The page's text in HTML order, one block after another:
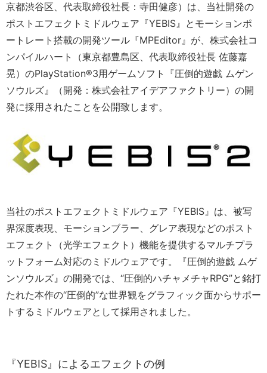
京都渋谷区、代表取締役社長：寺田健彦）は、当社開発の
ポストエフェクトミドルウェア『YEBIS』とモーションポ
ートレート搭載の開発ツール『MPEditor』が、株式会社コ
ンパイルハート（東京都豊島区、代表取締役社長 佐藤嘉
晃）のPlayStation®3用ゲームソフト『圧倒的遊戯 ムゲン
ソウルズ』（開発：株式会社アイデアファクトリー）の開
発に採用されたことを公開致します。
当社のポストエフェクトミドルウェア『YEBIS』は、被写
界深度表現、モーションブラー、グレア表現などのポスト
エフェクト（光学エフェクト）機能を提供するマルチプラ
ットフォーム対応のミドルウェアです。『圧倒的遊戯 ムゲ
ンソウルズ』の開発では、“圧倒的ハチャメチャRPG”と銘打
たれた本作の“圧倒的”な世界観をグラフィック面からサポー
トするミドルウェアとして採用されました。
『YEBIS』によるエフェクトの例